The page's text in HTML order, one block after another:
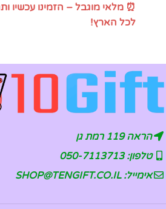
⏰ מלאי מוגבל – הזמינו עכשיו
לכל הארץ!
הראה 119 רמת גן
טלפון: 050-7113713
אימייל: SHOP@TENGIFT.CO.IL